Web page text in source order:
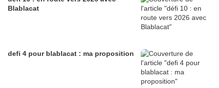
Blablacat
defi 4 pour blablacat : ma proposition